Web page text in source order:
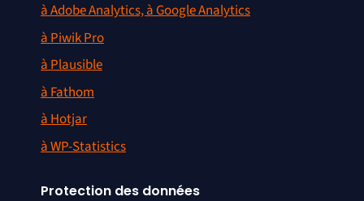
à Adobe Analytics, à Google Analytics
à Piwik Pro
à Plausible
à Fathom
à Hotjar
à WP-Statistics
Protection des données